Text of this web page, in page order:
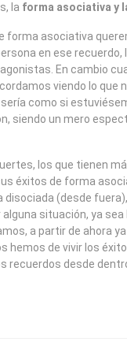
la forma asociativa y
forma asociativa
en ese recuerdo,
En cambio
viendo lo que
como si
siendo un mero
los que tienen
éxitos de forma
(desde
situación, ya sea
a partir de ahora
hemos de vivir los
recuerdos desde